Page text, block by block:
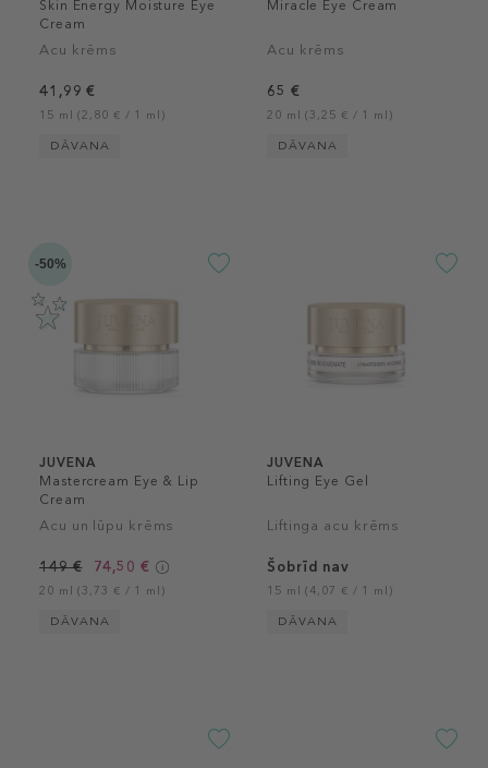
Skin Energy Moisture Eye
Cream
Acu krēms
41,99 €
15 ml (2,80 € / 1 ml)
DĀVANA
Miracle Eye Cream
Acu krēms
65 €
20 ml (3,25 € / 1 ml)
DĀVANA
-50%
JUVENA
Mastercream Eye & Lip
Cream
Acu un lūpu krēms
149 € 74,50 €
20 ml (3,73 € / 1 ml)
DĀVANA
JUVENA
Lifting Eye Gel
Liftinga acu krēms
Šobrīd nav
15 ml (4,07 € / 1 ml)
DĀVANA